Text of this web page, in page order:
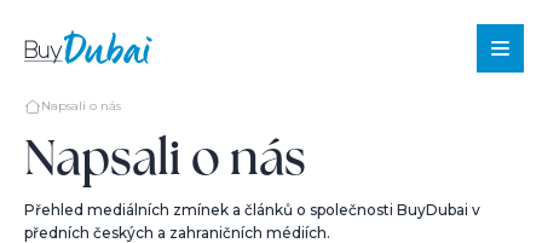
Nabídka
Napsali o nás
Napsali o nás
Přehled mediálních zmínek a článků o společnosti BuyDubai v
předních českých a zahraničních médiích.